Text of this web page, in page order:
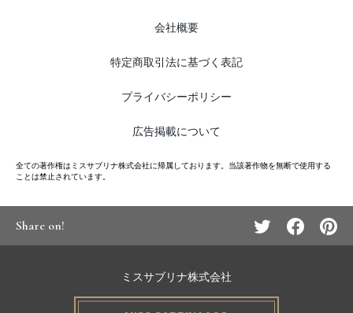
会社概要
特定商取引法に基づく表記
プライバシーポリシー
広告掲載について
全ての著作権はミスサブリナ株式会社に帰属しております。当該著作物を無断で使用する
ことは禁止されています。
Share on!
ミスサブリナ株式会社